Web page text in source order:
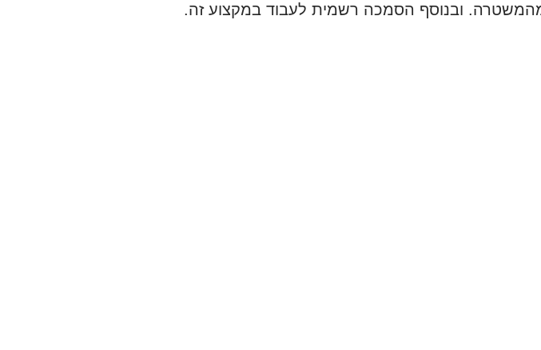
מהמשטרה. ובנוסף הסמכה רשמית לעבוד במקצוע זה.